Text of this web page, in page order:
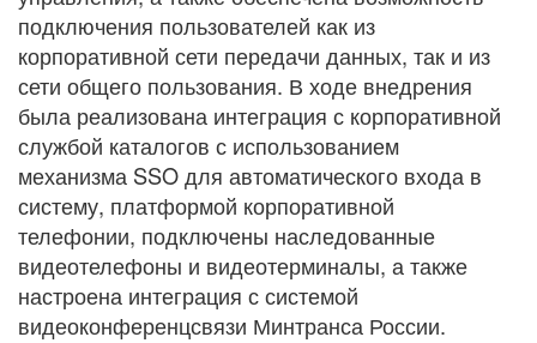
подключения пользователей как из
корпоративной сети передачи данных, так и из
сети общего пользования. В ходе внедрения
была реализована интеграция с корпоративной
службой каталогов с использованием
механизма SSO для автоматического входа в
систему, платформой корпоративной
телефонии, подключены наследованные
видеотелефоны и видеотерминалы, а также
настроена интеграция с системой
видеоконференцсвязи Минтранса России.